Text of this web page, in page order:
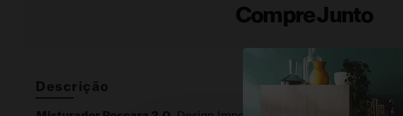
Compre Junto
Descrição